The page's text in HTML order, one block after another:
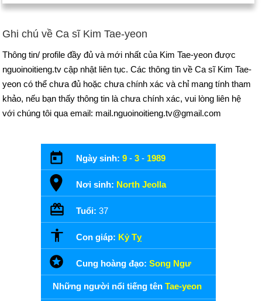
Ghi chú về Ca sĩ Kim Tae-yeon
Thông tin/ profile đầy đủ và mới nhất của Kim Tae-yeon được
nguoinoitieng.tv cập nhật liên tục. Các thông tin về Ca sĩ Kim Tae-
yeon có thể chưa đủ hoặc chưa chính xác và chỉ mang tính tham
khảo, nếu bạn thấy thông tin là chưa chính xác, vui lòng liên hệ
với chúng tôi qua email: mail.nguoinoitieng.tv@gmail.com
Ngày sinh: 9 - 3 - 1989
Nơi sinh: North Jeolla
Tuổi: 37
Con giáp: Kỷ Tỵ
Cung hoàng đạo: Song Ngư
Những người nổi tiếng tên Tae-yeon